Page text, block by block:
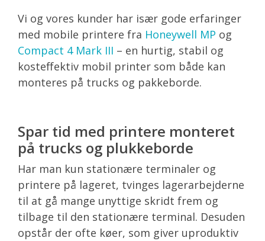
Vi og vores kunder har især gode erfaringer
med mobile printere fra Honeywell MP og
Compact 4 Mark III – en hurtig, stabil og
kosteffektiv mobil printer som både kan
monteres på trucks og pakkeborde.
Spar tid med printere monteret
på trucks og plukkeborde
Har man kun stationære terminaler og
printere på lageret, tvinges lagerarbejderne
til at gå mange unyttige skridt frem og
tilbage til den stationære terminal. Desuden
opstår der ofte køer, som giver uproduktiv